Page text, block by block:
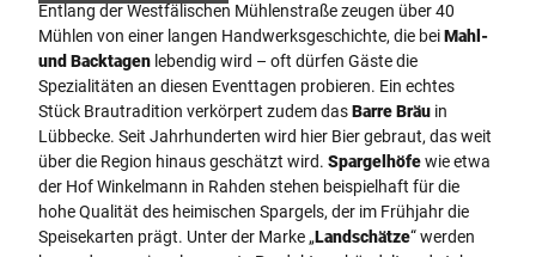
Entlang der Westfälischen Mühlenstraße zeugen über 40
Mühlen von einer langen Handwerksgeschichte, die beiMahl-
und Backtagen lebendig wird – oft dürfen Gäste die
Spezialitäten an diesen Eventtagen probieren. Ein echtes
Stück Brautradition verkörpert zudem dasBarre Bräu in
Lübbecke. Seit Jahrhunderten wird hier Bier gebraut, das weit
über die Region hinaus geschätzt wird. Spargelhöfewie etwa
der Hof Winkelmann in Rahden stehen beispielhaft für die
hohe Qualität des heimischen Spargels, der im Frühjahr die
Speisekarten prägt. Unter der Marke „Landschätze“ werden